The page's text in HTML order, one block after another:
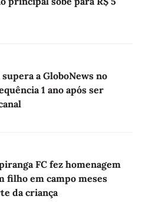
a GloboNews no
1 ano após ser
FC fez homenagem
filho em campo meses
da criança